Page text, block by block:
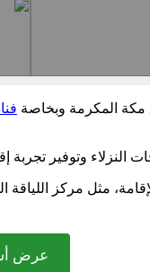
مكة المكرمة وبخاصة
النزلاء وتوفير
مثل مركز اللياقة
عرض